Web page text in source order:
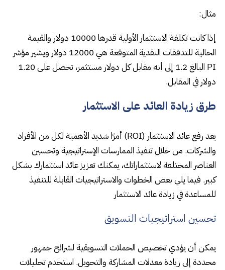
مثال:
إذا كانت تكلفة الاستثمار الأولية قدرها 10000 دولار والقيمة
الحالية للتدفقات النقدية المتوقعة هي 12000 دولار ويشير مؤشر
PI البالغ 1.2 إلى أنه مقابل كل دولار مستثمر، تحصل على 1.20
دولار في المقابل.
طرق زيادة العائد على الاستثمار
يعد رفع عائد الاستثمار (ROI) أمرًا شديد الأهمية لكل من الأفراد
والشركات. من خلال تنفيذ الممارسات الإستراتيجية وتحسين
العناصر المختلفة لاستثماراتك، يمكنك تعزيز عائد استثمارك بشكل
كبير. فيما يلي بعض الخطوات والاستراتيجيات القابلة للتنفيذ
للمساعدة في زيادة عائد الاستثمار
تحسين استراتيجيات التسويق
يمكن أن يؤدي تخصيص الحملات التسويقية لشرائح جمهور
محددة إلى زيادة معدلات المشاركة والتحويل. استخدم تحليلات